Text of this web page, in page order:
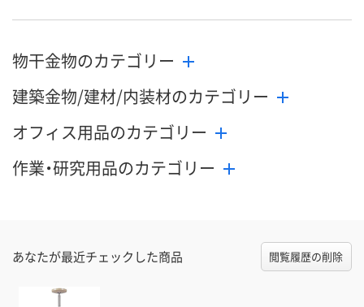
物干金物のカテゴリー
建築金物/建材/内装材のカテゴリー
オフィス用品のカテゴリー
作業・研究用品のカテゴリー
あなたが最近チェックした商品 閲覧履歴の削除